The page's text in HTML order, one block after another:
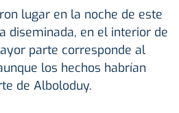
lugar en la noche de este
diseminada, en el interior de
parte corresponde al
los hechos habrían
de Alboloduy.